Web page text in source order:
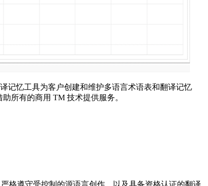
记忆工具为客户创建和维护多语言术语表和翻译记忆
所有的商用 TM 技术提供服务。
格遵守受控制的源语言创作，以及具备资格认证的翻译